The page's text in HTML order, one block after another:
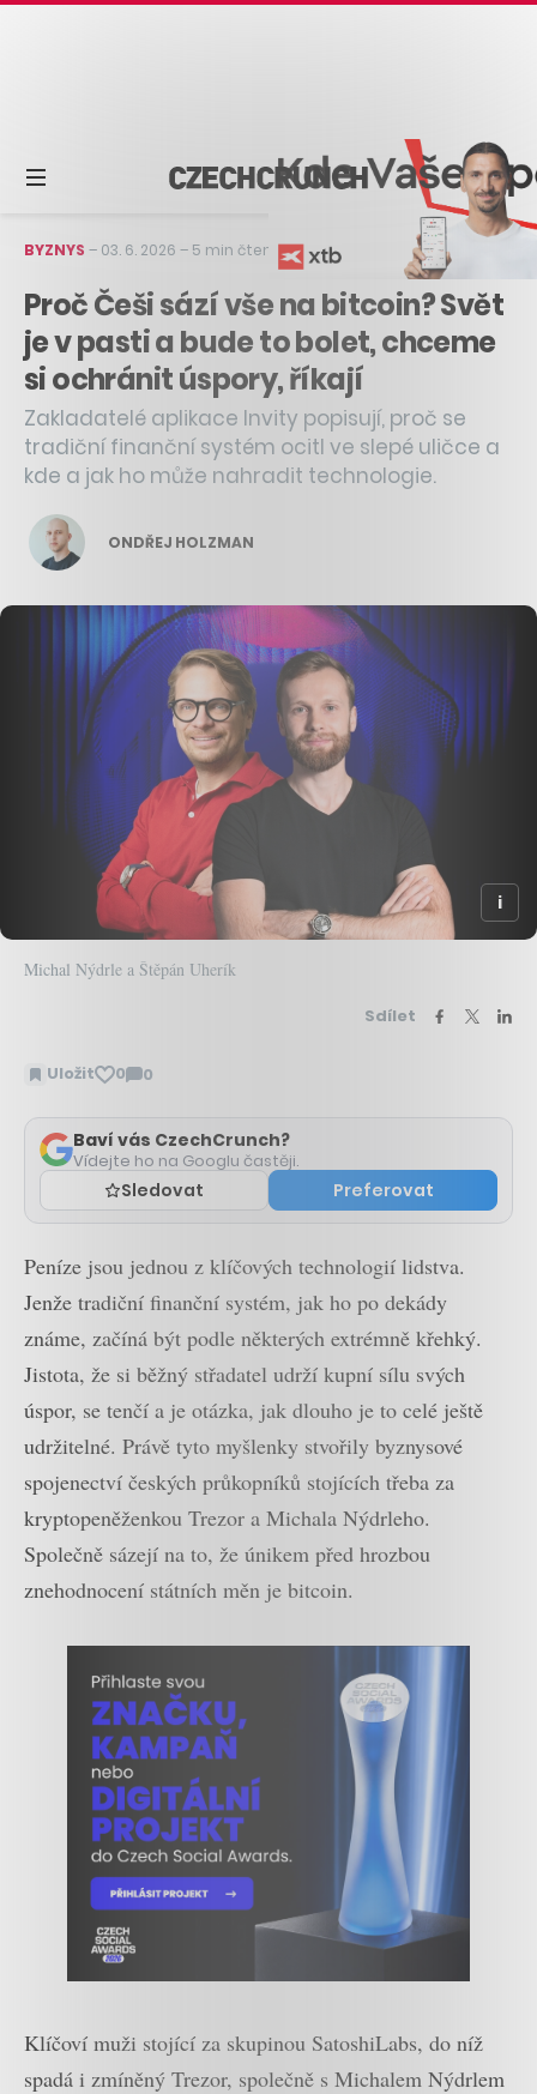
BYZNYS – 03. 6. 2026 – 5 min čtení
Proč Češi sází vše na bitcoin? Svět
je v pasti a bude to bolet, chceme
si ochránit úspory, říkají
Zakladatelé aplikace Invity popisují, proč se
tradiční finanční systém ocitl ve slepé uličce a
kde a jak ho může nahradit technologie.
ONDŘEJ HOLZMAN
Michal Nýdrle a Štěpán Uherík
Sdílet
Uložit 0 0
Zobrazit
Baví vás CzechCrunch?
Vídejte ho na Googlu častěji.
Sledovat Preferovat
Peníze jsou jednou z klíčových technologií lidstva.
Jenže tradiční finanční systém, jak ho po dekády
známe, začíná být podle některých extrémně křehký.
Jistota, že si běžný střadatel udrží kupní sílu svých
úspor, se tenčí a je otázka, jak dlouho je to celé ještě
udržitelné. Právě tyto myšlenky stvořily byznysové
spojenectví českých průkopníků stojících třeba za
kryptopeněženkou Trezor a Michala Nýdrleho.
Společně sázejí na to, že únikem před hrozbou
znehodnocení státních měn je bitcoin.
Klíčoví muži stojící za skupinou SatoshiLabs, do níž
spadá i zmíněný Trezor, společně s Michalem Nýdrlem